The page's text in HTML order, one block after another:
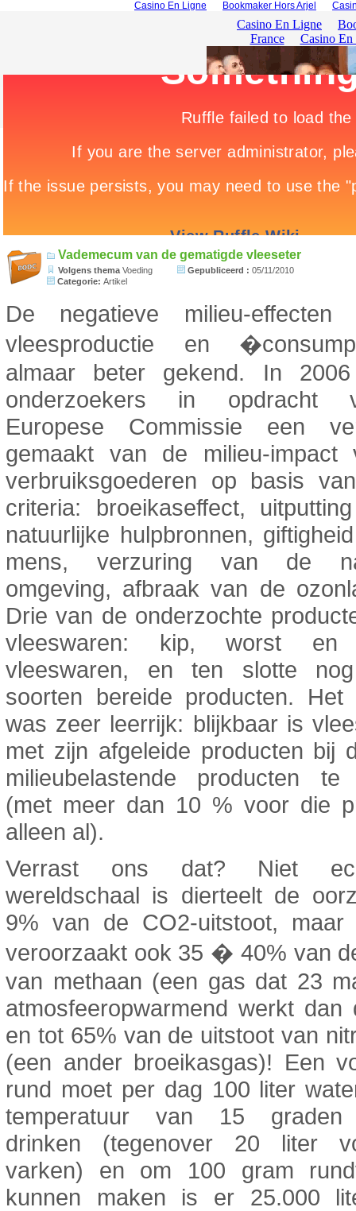
Casino En Ligne Bookmaker Hors Arjel
Vademecum van de gematigde vleeseter
Volgens thema Voeding Gepubliceerd : 05/11/2010
Categorie: Artikel
De negatieve milieu-
vleesproductie en
almaar beter gekend. In
onderzoekers in opdracht
Europese Commissie een
gemaakt van de milieu-impact
verbruiksgoederen op basis
criteria: broeikaseffect,
natuurlijke hulpbronnen,
mens, verzuring van de
omgeving, afbraak van de
Drie van de onderzochte
vleeswaren: kip, worst en
vleeswaren, en ten slotte
soorten bereide producten. Het
was zeer leerrijk: blijkbaar is
met zijn afgeleide producten bij
milieubelastende producten te
(met meer dan 10 % voor die
alleen al).
Verrast ons dat? Niet
wereldschaal is dierteelt de
9% van de CO2-uitstoot, maar
veroorzaakt ook 35 � 40% van
van methaan (een gas dat 23
atmosfeeropwarmend werkt dan
en tot 65% van de uitstoot van
(een ander broeikasgas)! Een
rund moet per dag 100 liter
temperatuur van 15 graden
drinken (tegenover 20 liter
varken) en om 100 gram
kunnen maken is er 25.000